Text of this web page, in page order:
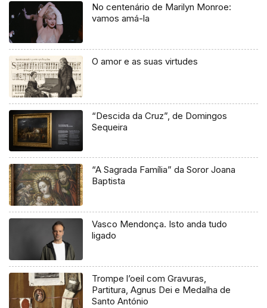
No centenário de Marilyn Monroe:
vamos amá-la
O amor e as suas virtudes
“Descida da Cruz”, de Domingos
Sequeira
“A Sagrada Família” da Soror Joana
Baptista
Vasco Mendonça. Isto anda tudo
ligado
Trompe l’oeil com Gravuras,
Partitura, Agnus Dei e Medalha de
Santo António